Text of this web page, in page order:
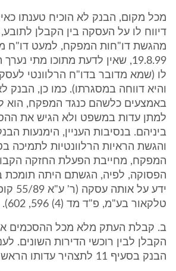
מכל מקום, הבנק לא הוכיח טענתו
דיווח לו על העסקה בין הקבלן
19.8.99, שאין לדעת מתוכו מתי
לו (שמא מדובר בדו"ח הרלוונטי
והיא דווחה במסגרתו). כמו כן, הבנק
באמצעים כלשהם כנגד המפקח, הוא
למתן עדות במשפט ולא הגיש את
ביניהם. בנסיבות העניין, הימנעות
והגשת הראיות הרלוונטיות לתמיכה
המפקח, מחייבת הפעלת החזקה
הפסוקה, לפיה, הגשתם היתה תומכת
ידע על
טלקאור בע"מ, פ"ד מד (4) 596, 602).
ב. קבלת העתק מלא מכל ההסכמים
הקבלן לבין רוכשי הדירות השונים.
הבנק בסעיף 11 לתצהיר עדותו הראשית, באומרו: